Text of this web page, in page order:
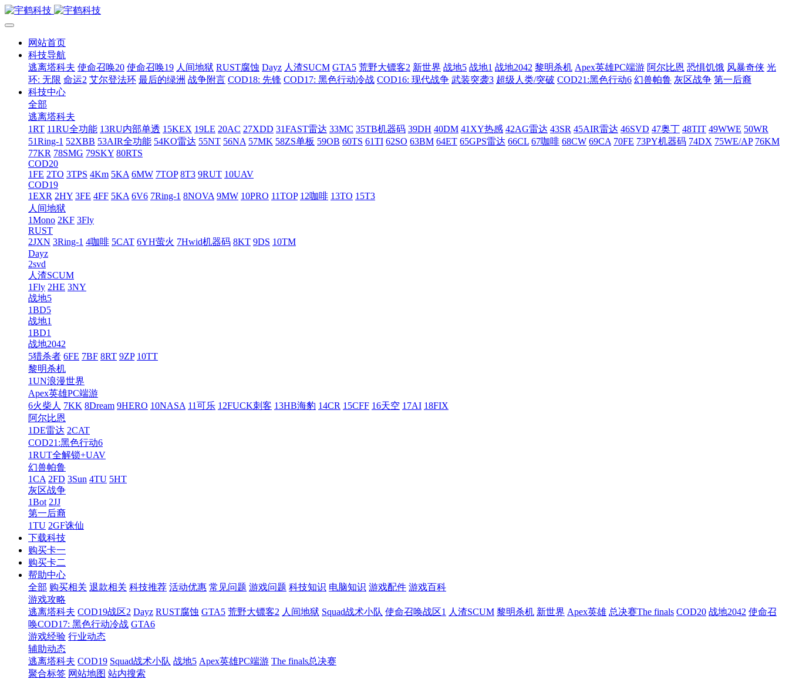
网站首页
科技导航
逃离塔科夫 使命召唤20 使命召唤19 人间地狱 RUST腐蚀 Dayz 人渣SUCM GTA5 荒野大镖客2 新世界 战地5 战地1 战地2042 黎明杀机 Apex英雄PC端游 阿尔比恩 恐惧饥饿 风暴奇侠 光
环: 无限 命运2 艾尔登法环 最后的绿洲 战争附言 COD18: 先锋 COD17: 黑色行动冷战 COD16: 现代战争 武装突袭3 超级人类/突破 COD21:黑色行动6 幻兽帕鲁 灰区战争 第一后裔
科技中心
全部
逃离塔科夫
1RT 11RU全功能 13RU内部单透 15KEX 19LE 20AC 27XDD 31FAST雷达 33MC 35TB机器码 39DH 40DM 41XY热感 42AG雷达 43SR 45AIR雷达 46SVD 47奥丁 48TIT 49WWE 50WR
51Ring-1 52XBB 53AIR全功能 54KO雷达 55NT 56NA 57MK 58ZS单板 59OB 60TS 61TI 62SO 63BM 64ET 65GPS雷达 66CL 67咖啡 68CW 69CA 70FE 73PY机器码 74DX 75WE/AP 76KM
77KR 78SMG 79SKY 80RTS
COD20
1FE 2TO 3TPS 4Km 5KA 6MW 7TOP 8T3 9RUT 10UAV
COD19
1EXR 2HY 3FE 4FF 5KA 6V6 7Ring-1 8NOVA 9MW 10PRO 11TOP 12咖啡 13TO 15T3
人间地狱
1Mono 2KF 3Fly
RUST
2JXN 3Ring-1 4咖啡 5CAT 6YH萤火 7Hwid机器码 8KT 9DS 10TM
Dayz
2svd
人渣SCUM
1Fly 2HE 3NY
战地5
1BD5
战地1
1BD1
战地2042
5猎杀者 6FE 7BF 8RT 9ZP 10TT
黎明杀机
1UN浪漫世界
Apex英雄PC端游
6火柴人 7KK 8Dream 9HERO 10NASA 11可乐 12FUCK刺客 13HB海豹 14CR 15CFF 16天空 17AI 18FIX
阿尔比恩
1DE雷达 2CAT
COD21:黑色行动6
1RUT全解锁+UAV
幻兽帕鲁
1CA 2FD 3Sun 4TU 5HT
灰区战争
1Bot 2JJ
第一后裔
1TU 2GF诛仙
下载科技
购买卡一
购买卡二
帮助中心
全部 购买相关 退款相关 科技推荐 活动优惠 常见问题 游戏问题 科技知识 电脑知识 游戏配件 游戏百科
游戏攻略
逃离塔科夫 COD19战区2 Dayz RUST腐蚀 GTA5 荒野大镖客2 人间地狱 Squad战术小队 使命召唤战区1 人渣SCUM 黎明杀机 新世界 Apex英雄 总决赛The finals COD20 战地2042 使命召
唤COD17: 黑色行动冷战 GTA6
游戏经验 行业动态
辅助动态
逃离塔科夫 COD19 Squad战术小队 战地5 Apex英雄PC端游 The finals总决赛
聚合标签 网站地图 站内搜索